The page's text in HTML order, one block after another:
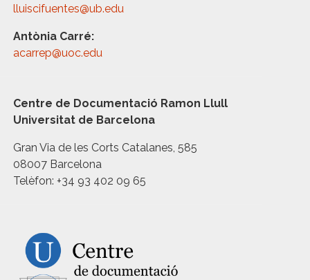
lluiscifuentes@ub.edu
Antònia Carré:
acarrep@uoc.edu
Centre de Documentació Ramon Llull
Universitat de Barcelona
Gran Via de les Corts Catalanes, 585
08007 Barcelona
Telèfon: +34 93 402 09 65